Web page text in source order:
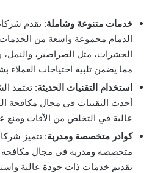
خدمات متنوعة وشاملة: تقدم
الدمام مجموعة واسعة من
الحشرات، مثل الصراصير، والنمل،
مما يضمن تلبية احتياجات
استخدام التقنيات الحديثة: تعتمد
أحدث التقنيات في مجال مكافحة
عالية في التخلص من الآفات ومنع
كوادر متخصصة ومدربة: تتميز
متخصصة ومدربة في مجال
تقديم خدمات ذات جودة عالية